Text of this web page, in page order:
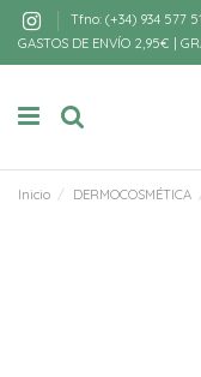
Tfno: (+34) 934 577
GASTOS DE ENVÍO 2,95€ |
Inicio DERMOCOSMÉTICA